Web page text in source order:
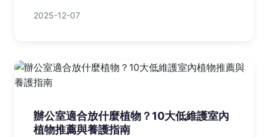
2025-12-07
辦公室適合放什麼植物？10大低維護室內
植物推薦與養護指南